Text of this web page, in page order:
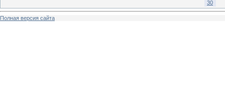
30
Полная версия сайта